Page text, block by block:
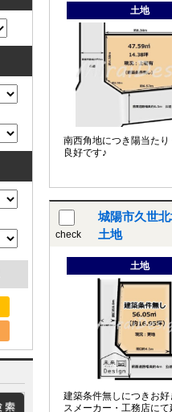
土地
南西角地につき陽当たり
良好です♪
check
城陽市久世
土地
土地
建築条件無しにつきお好
スメーカー・工務店にて